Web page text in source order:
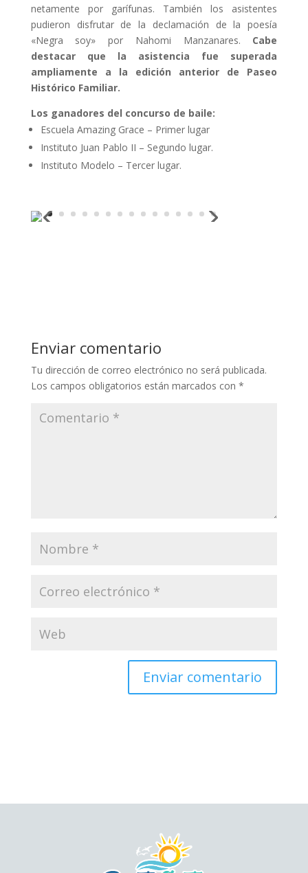
netamente por garífunas. También los asistentes
pudieron disfrutar de la declamación de la poesía
«Negra soy» por Nahomi Manzanares. Cabe
destacar que la asistencia fue superada
ampliamente a la edición anterior de Paseo
Histórico Familiar.
Los ganadores del concurso de baile:
Escuela Amazing Grace – Primer lugar
Instituto Juan Pablo II – Segundo lugar.
Instituto Modelo – Tercer lugar.
Enviar comentario
Tu dirección de correo electrónico no será publicada.
Los campos obligatorios están marcados con *